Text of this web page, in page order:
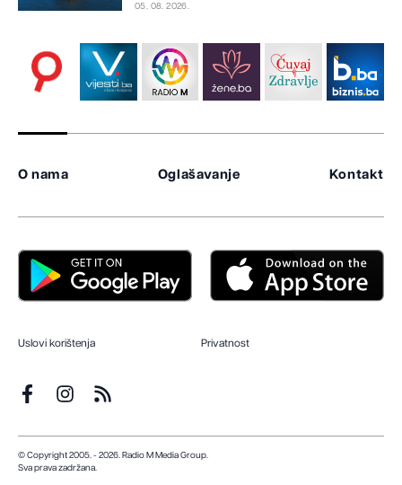
05. 08. 2026.
O nama Oglašavanje Kontakt
Uslovi korištenja Privatnost
© Copyright 2005. - 2026. Radio M Media Group.
Sva prava zadržana.